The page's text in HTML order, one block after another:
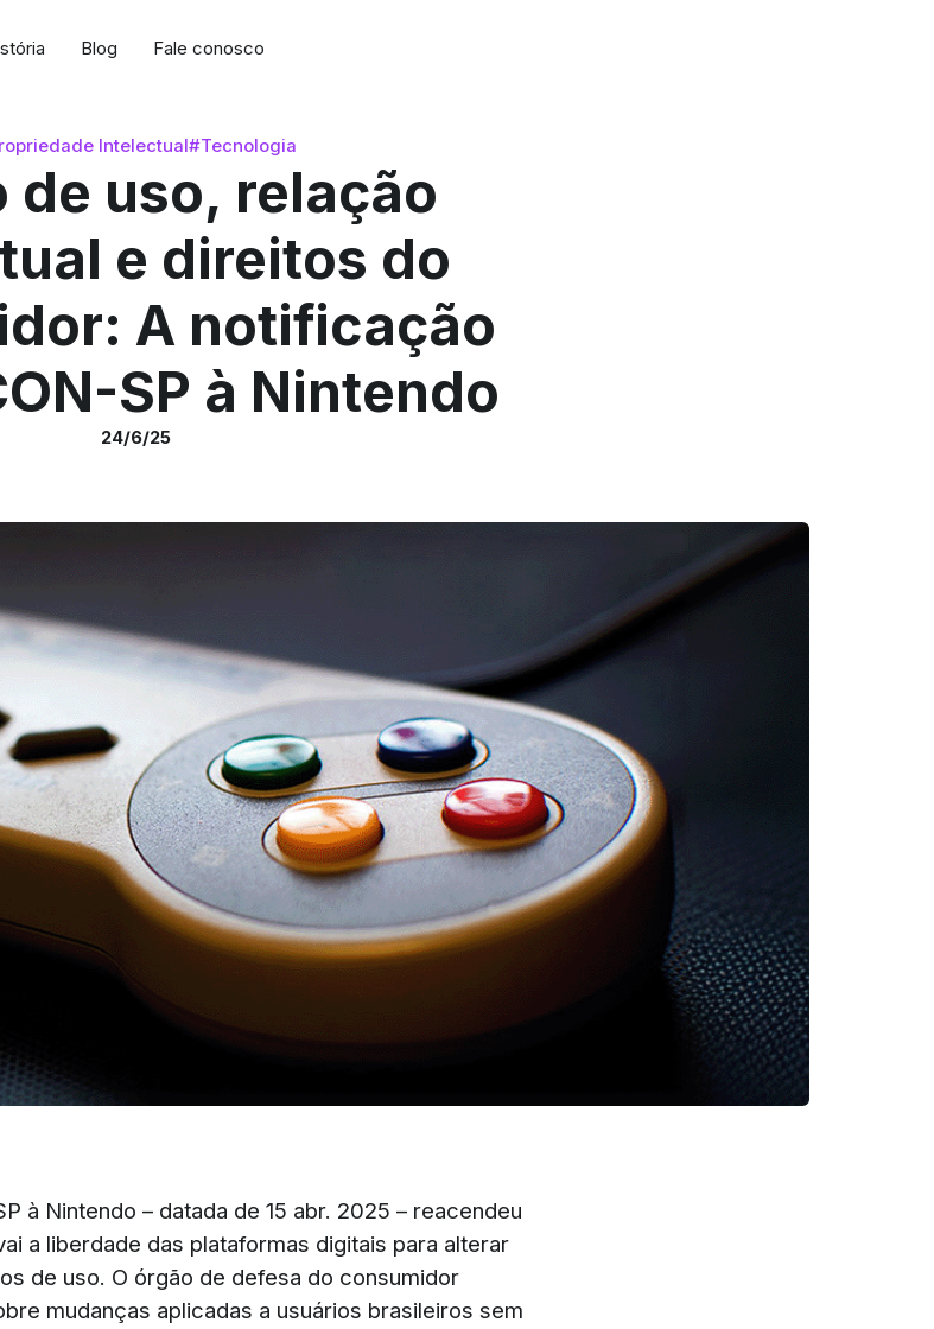
Blog Fale conosco
Intelectual#Tecnologia
de uso, relação
e direitos do
A notificação
SP à Nintendo
24/6/25
à Nintendo – datada de 15 abr. 2025 – reacendeu
a liberdade das plataformas digitais para alterar
de uso. O órgão de defesa do consumidor
mudanças aplicadas a usuários brasileiros sem